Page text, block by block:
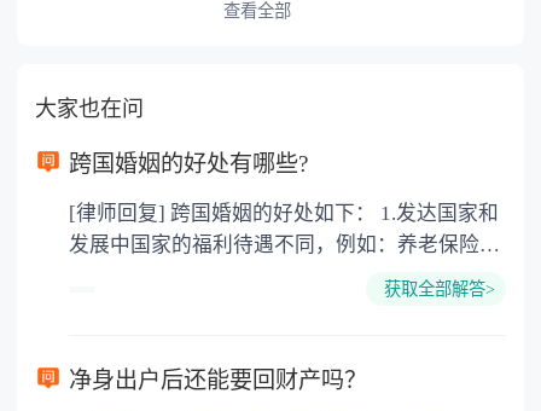
查看全部
大家也在问
跨国婚姻的好处有哪些?
[律师回复] 跨国婚姻的好处如下： 1.发达国家和
发展中国家的福利待遇不同，例如：养老保险
看具体国家和具体城市。 2.西方文化不同。男性
获取全部解答>
净身出户后还能要回财产吗？